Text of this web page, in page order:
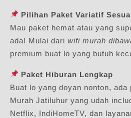
Pilihan Paket Variatif
Mau paket hemat atau yang
ada! Mulai dari wifi murah
premium buat lo yang butuh
Paket Hiburan Lengkap
Buat lo yang doyan nonton, ada
Murah Jatiluhur yang udah
Netflix, IndiHomeTV, dan